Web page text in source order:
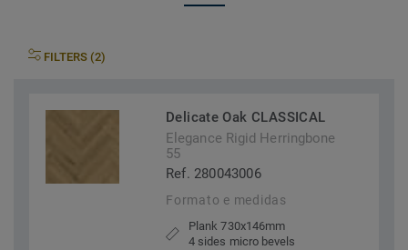
FILTERS (2)
Delicate Oak CLASSICAL
Elegance Rigid Herringbone
55
Ref. 280043006
Formato e medidas
Plank 730x146mm
4 sides micro bevels